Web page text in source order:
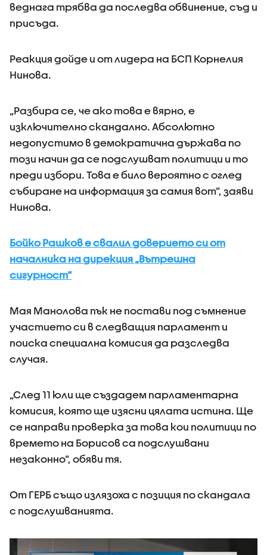
веднага трябва да последва обвинение, съд и
присъда.
Реакция дойде и от лидера на БСП Корнелия
Нинова.
„Разбира се, че ако това е вярно, е
изключително скандално. Абсолютно
недопустимо в демократична държава по
този начин да се подслушват политици и то
преди избори. Това е било вероятно с оглед
събиране на информация за самия вот”, заяви
Нинова.
Бойко Рашков е свалил доверието си от
началника на дирекция „Вътрешна
сигурност“
Мая Манолова пък не постави под съмнение
участието си в следващия парламент и
поиска специална комисия да разследва
случая.
„След 11 юли ще създадем парламентарна
комисия, която ще изясни цялата истина. Ще
се направи проверка за това кои политици по
времето на Борисов са подслушвани
незаконно”, обяви тя.
От ГЕРБ също излязоха с позиция по скандала
с подслушванията.